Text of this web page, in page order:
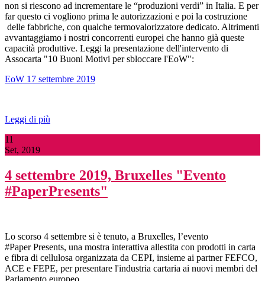
non si riescono ad incrementare le “produzioni verdi” in Italia. E per
far questo ci vogliono prima le autorizzazioni e poi la costruzione
delle fabbriche, con qualche termovalorizzatore dedicato. Altrimenti
avvantaggiamo i nostri concorrenti europei che hanno già queste
capacità produttive. Leggi la presentazione dell'intervento di
Assocarta "10 Buoni Motivi per sbloccare l'EoW":
EoW 17 settembre 2019
Leggi di più
11
Set, 2019
4 settembre 2019, Bruxelles "Evento
#PaperPresents"
Lo scorso 4 settembre si è tenuto, a Bruxelles, l’evento
#Paper Presents, una mostra interattiva allestita con prodotti in carta
e fibra di cellulosa organizzata da CEPI, insieme ai partner FEFCO,
ACE e FEPE, per presentare l'industria cartaria ai nuovi membri del
Parlamento europeo.